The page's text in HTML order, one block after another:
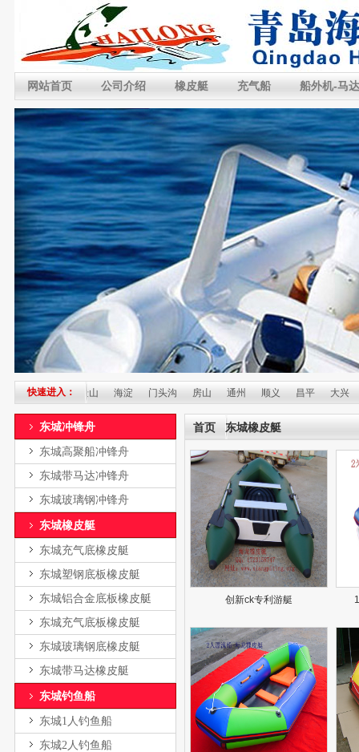
网站首页 公司介绍 橡皮艇 充气船 船外机-马达
快速进入：
丰台 石景山 海淀 门头沟 房山 通州 顺义 昌平 大兴 怀
东城冲锋舟
东城高聚船冲锋舟
东城带马达冲锋舟
东城玻璃钢冲锋舟
东城橡皮艇
东城充气底橡皮艇
东城塑钢底板橡皮艇
东城铝合金底板橡皮艇
东城充气底板橡皮艇
东城玻璃钢底橡皮艇
东城带马达橡皮艇
东城钓鱼船
东城1人钓鱼船
东城2人钓鱼船
首页 东城橡皮艇
创新ck专利游艇